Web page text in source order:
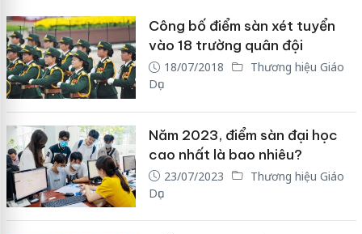
Công bố điểm sàn xét tuyển
vào 18 trường quân đội
18/07/2018
Thương hiệu Giáo
Dục
Năm 2023, điểm sàn đại học
cao nhất là bao nhiêu?
23/07/2023
Thương hiệu Giáo
Dục